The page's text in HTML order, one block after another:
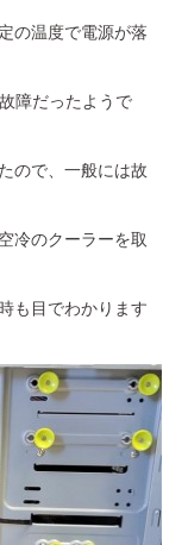
の温度で電源が落
障だったようで
ので、一般には故
冷のクーラーを取
も目でわかります